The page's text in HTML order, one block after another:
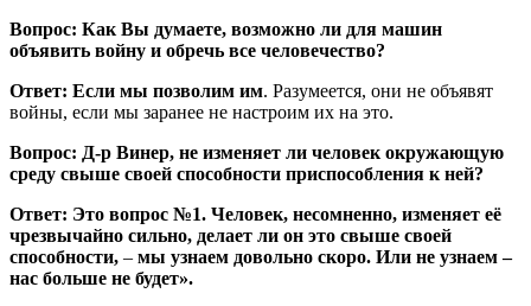
Вопрос: Как Вы думаете, возможно ли для машин
объявить войну и обречь все человечество?
Ответ: Если мы позволим им. Разумеется, они не объявят
войны, если мы заранее не настроим их на это.
Вопрос: Д-р Винер, не изменяет ли человек окружающую
среду свыше своей способности приспособления к ней?
Ответ: Это вопрос №1. Человек, несомненно, изменяет её
чрезвычайно сильно, делает ли он это свыше своей
способности, – мы узнаем довольно скоро. Или не узнаем –
нас больше не будет».